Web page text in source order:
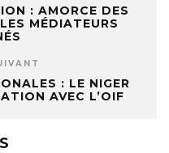
: AMORCE DES
MÉDIATEURS
: LE NIGER
AVEC L’OIF